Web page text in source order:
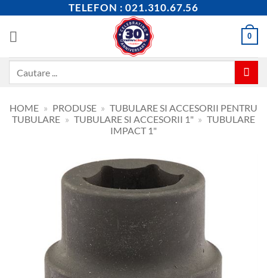
content
TELEFON : 021.310.67.56
0
HOME » PRODUSE » TUBULARE SI ACCESORII PENTRU
TUBULARE » TUBULARE SI ACCESORII 1" » TUBULARE
IMPACT 1"